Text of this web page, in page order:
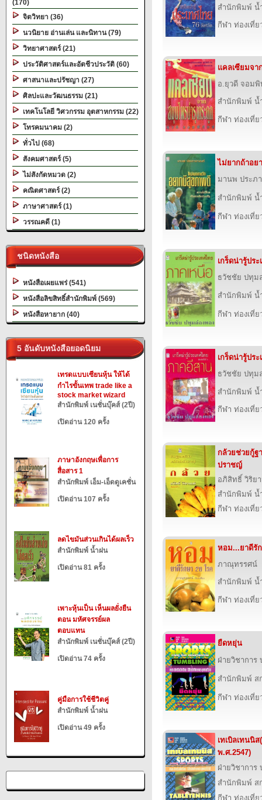
(170)
จิตวิทยา (36)
นวนิยาย อ่านเล่น และนิทาน (79)
วิทยาศาสตร์ (21)
ประวัติศาสตร์และอัตชีวประวัติ (60)
ศาสนาและปรัชญา (27)
ศิลปะและวัฒนธรรม (21)
เทคโนโลยี วิศวกรรม อุตสาหกรรม (22)
โทรคมนาคม (2)
ทั่วไป (68)
สังคมศาสตร์ (5)
ไม่สังกัดหมวด (2)
คณิตศาสตร์ (2)
ภาษาศาสตร์ (1)
วรรณคดี (1)
ชนิดหนังสือ
หนังสือเผยแพร่ (541)
หนังสือลิขสิทธิ์สำนักพิมพ์ (569)
หนังสือหายาก (40)
5 อันดับหนังสือยอดนิยม
เทรดแบบเซียนหุ้น ให้ได้
กำไรขั้นเทพ trade like a
stock market wizard
สำนักพิมพ์ เนชั่นบุ๊คส์ (2ปี)
เปิดอ่าน 120 ครั้ง
ภาษาอังกฤษเพื่อการ
สื่อสาร 1
สำนักพิมพ์ เอ็ม-เอ็ดดูเคชั่น
เปิดอ่าน 107 ครั้ง
ลดไขมันส่วนเกินได้ผลเร็ว
สำนักพิมพ์ น้ำฝน
เปิดอ่าน 81 ครั้ง
เพาะหุ้นเป็น เห็นผลยั่งยืน
ตอน มหัศจรรย์ผล
ตอบแทน
สำนักพิมพ์ เนชั่นบุ๊คส์ (2ปี)
เปิดอ่าน 74 ครั้ง
คู่มือการใช้ชีวิตคู่
สำนักพิมพ์ น้ำฝน
เปิดอ่าน 49 ครั้ง
สำนักพิมพ์ น้
กีฬา ท่องเที่
แคลเซียมจา
อ.ยุวดี จอม
สำนักพิมพ์ น้
กีฬา ท่องเที่
ไม่ยากถ้าอย
มานพ ประภ
สำนักพิมพ์ น้
กีฬา ท่องเที่
เกร็ดน่ารู้ปร
ธวัชชัย ปทุม
สำนักพิมพ์ น้
กีฬา ท่องเที่
เกร็ดน่ารู้ปร
ธวัชชัย ปทุม
สำนักพิมพ์ น้
กีฬา ท่องเที่
กล้วยช่วยกู้ฐ
ปราชญ์
อภิสิทธิ์ วิริย
สำนักพิมพ์ น้
กีฬา ท่องเที่
หอม...ยาดีรั
ภาณุทรรศน์
สำนักพิมพ์ น้
กีฬา ท่องเที่
ยืดหยุ่น
ฝ่ายวิชาการ
สำนักพิมพ์ ส
กีฬา ท่องเที่
เทเบิลเทนนิ
พ.ศ.2547)
ฝ่ายวิชาการ
สำนักพิมพ์ ส
กีฬา ท่องเที่